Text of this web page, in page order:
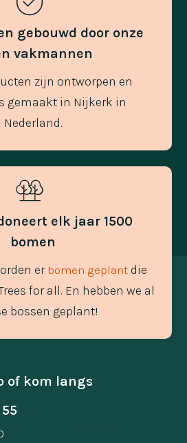
gebouwd door onze
vakmannen
zijn ontworpen en
gemaakt in Nijkerk in
Nederland.
elk jaar 1500
bomen
er bomen geplantdie
for all. En hebben we al
bossen geplant!
of kom langs